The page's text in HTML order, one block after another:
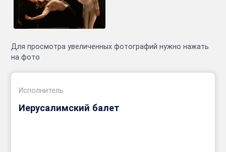
Для просмотра увеличенных фотографий нужно нажать
на фото
Исполнитель
Иерусалимский балет